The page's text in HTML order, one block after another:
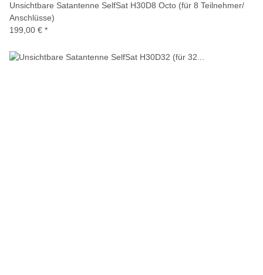
Unsichtbare Satantenne SelfSat H30D8 Octo (für 8 Teilnehmer/
Anschlüsse)
199,00 € *